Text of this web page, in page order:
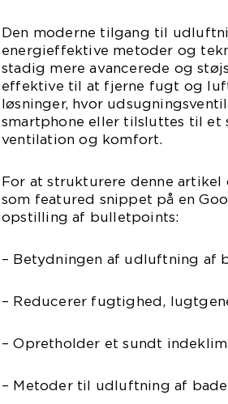
Den moderne tilgang til
energieffektive metoder og
stadig mere avancerede og
effektive til at fjerne fugt og
løsninger, hvor
smartphone eller tilsluttes til et
ventilation og komfort.
For at strukturere denne
som featured snippet på en
opstilling af bulletpoints:
– Betydningen af udluftning af
– Reducerer fugtighed,
– Opretholder et sundt
– Metoder til udluftning af